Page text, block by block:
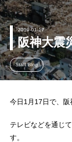
2019-01-17
阪神大震
Staff Blog
今日1月17日で、阪
テレビなどを通じ
す。